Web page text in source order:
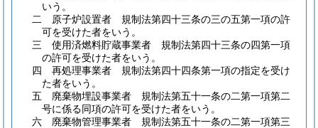
いう。
二
原子炉設置者 規制法第四十三条の三の五第一項の許
可を受けた者をいう。
三
使用済燃料貯蔵事業者 規制法第四十三条の四第一項
の許可を受けた者をいう。
四
再処理事業者 規制法第四十四条第一項の指定を受け
た者をいう。
五
廃棄物埋設事業者 規制法第五十一条の二第一項第二
号に係る同項の許可を受けた者をいう。
六
廃棄物管理事業者 規制法第五十一条の二第一項第三